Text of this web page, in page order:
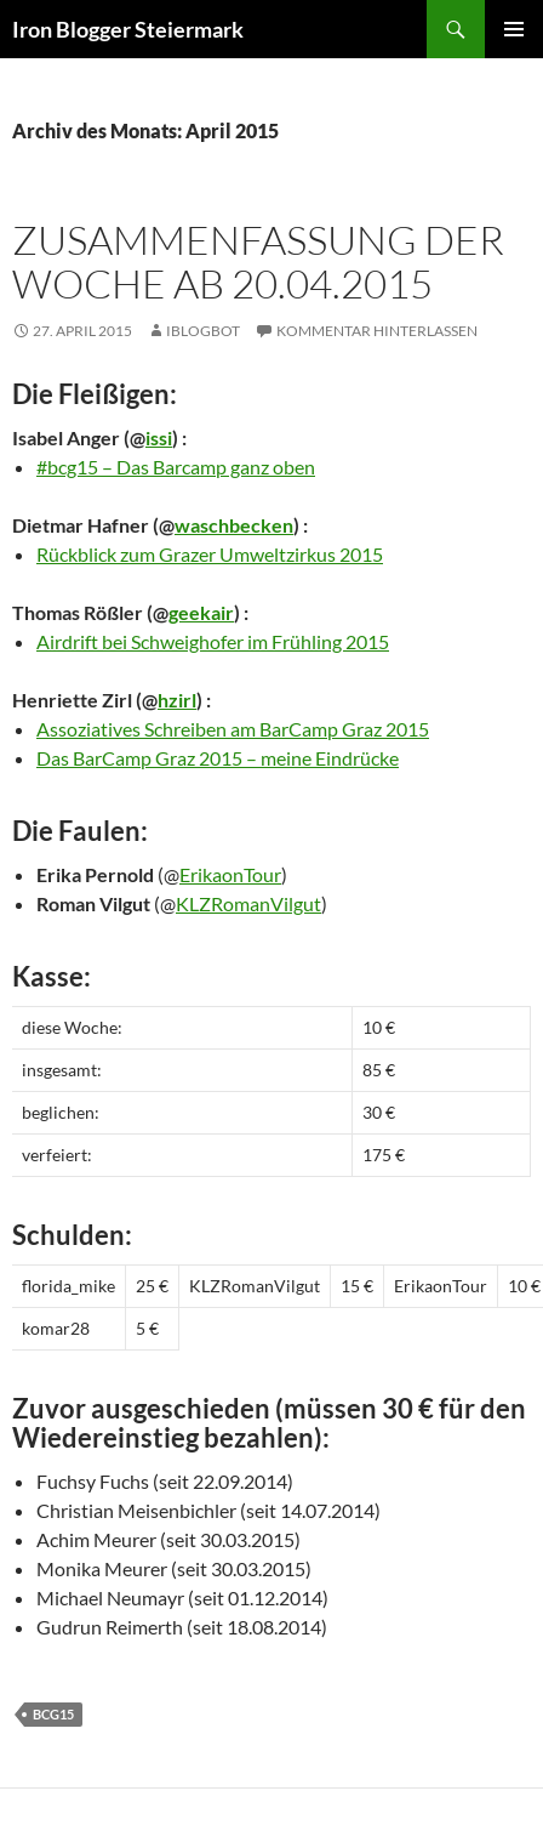
Inhalt
Iron Blogger Steiermark
Archiv des Monats: April 2015
ZUSAMMENFASSUNG DER
WOCHE AB 20.04.2015
27. APRIL 2015 IBLOGBOT KOMMENTAR HINTERLASSEN
Die Fleißigen:
Isabel Anger(@issi) :
#bcg15 – Das Barcamp ganz oben
Dietmar Hafner(@waschbecken) :
Rückblick zum Grazer Umweltzirkus 2015
Thomas Rößler(@geekair) :
Airdrift bei Schweighofer im Frühling 2015
Henriette Zirl(@hzirl) :
Assoziatives Schreiben am BarCamp Graz 2015
Das BarCamp Graz 2015 – meine Eindrücke
Die Faulen:
Erika Pernold (@ErikaonTour)
Roman Vilgut (@KLZRomanVilgut)
Kasse:
diese Woche: 10 €
insgesamt: 85 €
beglichen: 30 €
verfeiert: 175 €
Schulden:
florida_mike 25 € KLZRomanVilgut 15 € ErikaonTour 10 €
komar28 5 €
Zuvor ausgeschieden (müssen 30 € für den
Wiedereinstieg bezahlen):
Fuchsy Fuchs (seit 22.09.2014)
Christian Meisenbichler (seit 14.07.2014)
Achim Meurer (seit 30.03.2015)
Monika Meurer (seit 30.03.2015)
Michael Neumayr (seit 01.12.2014)
Gudrun Reimerth (seit 18.08.2014)
BCG15